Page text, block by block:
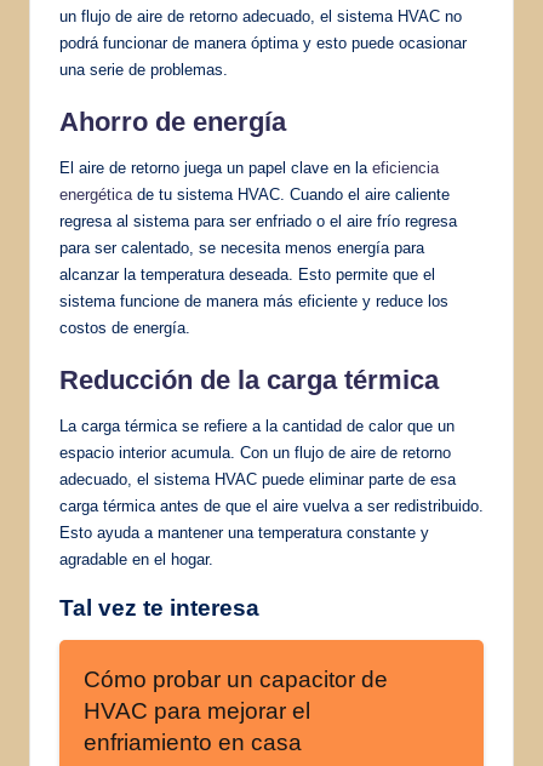
un flujo de aire de retorno adecuado, el sistema HVAC no
podrá funcionar de manera óptima y esto puede ocasionar
una serie de problemas.
Ahorro de energía
El aire de retorno juega un papel clave en la eficiencia
energética de tu sistema HVAC. Cuando el aire caliente
regresa al sistema para ser enfriado o el aire frío regresa
para ser calentado, se necesita menos energía para
alcanzar la temperatura deseada. Esto permite que el
sistema funcione de manera más eficiente y reduce los
costos de energía.
Reducción de la carga térmica
La carga térmica se refiere a la cantidad de calor que un
espacio interior acumula. Con un flujo de aire de retorno
adecuado, el sistema HVAC puede eliminar parte de esa
carga térmica antes de que el aire vuelva a ser redistribuido.
Esto ayuda a mantener una temperatura constante y
agradable en el hogar.
Tal vez te interesa
Cómo probar un capacitor de
HVAC para mejorar el
enfriamiento en casa